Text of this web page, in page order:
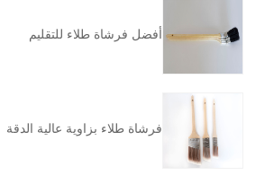
أفضل فرشاة طلاء للتقليم
فرشاة طلاء بزاوية عالية الدقة